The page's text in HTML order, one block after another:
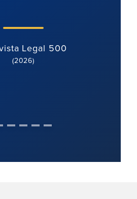
Legal 500
(2026)